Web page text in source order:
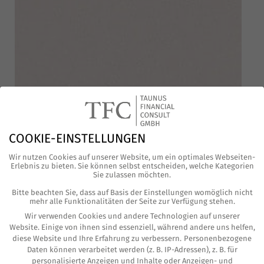
neh­men Kurz­ar­bei­ter­geld bean­tragt. Für die
Arbeit­neh­mer heisst das auf einen Teil sei­nes
Ein­kom­mens zu ver­zich­ten. Das Kurz­ar­bei­ter­
geld (Kug) ist auf Ebe­ne des emp­fan­gen­den
COOKIE-EINSTELLUNGEN
Wir nutzen Cookies auf unserer Website, um ein optimales Webseiten-
Erlebnis zu bieten. Sie können selbst entscheiden, welche Kategorien
Sie zulassen möchten.
Bitte beachten Sie, dass auf Basis der Einstellungen womöglich nicht
mehr alle Funktionalitäten der Seite zur Verfügung stehen.
Wir verwenden Cookies und andere Technologien auf unserer
Website. Einige von ihnen sind essenziell, während andere uns helfen,
diese Website und Ihre Erfahrung zu verbessern. Personenbezogene
Daten können verarbeitet werden (z. B. IP-Adressen), z. B. für
personalisierte Anzeigen und Inhalte oder Anzeigen- und